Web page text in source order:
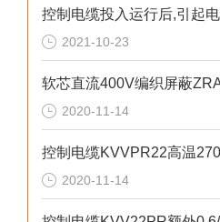
2021-10-23
2020-11-14
2020-11-14